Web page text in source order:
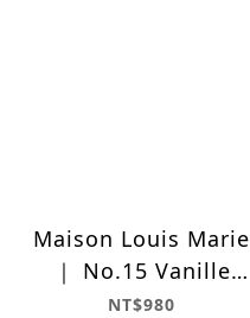
Maison Louis Marie
｜ No.15 Vanille
Infinie 暮色香草
NT$980